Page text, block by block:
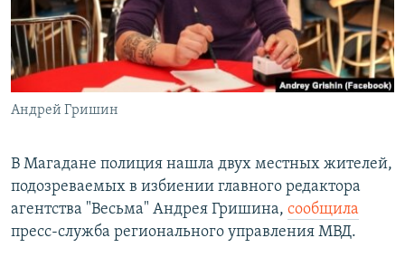
СОЦИАЛЬНЫЕ СЕТИ
Андрей Гришин
В Магадане полиция нашла двух местных жителей,
подозреваемых в избиении главного редактора
агентства "Весьма" Андрея Гришина, сообщила
пресс-служба регионального управления МВД.